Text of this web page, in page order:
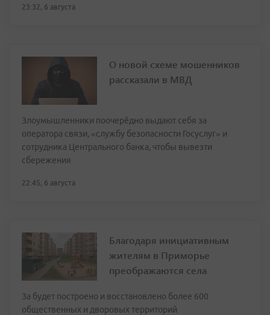
23:32, 6 августа
О новой схеме мошенников
рассказали в МВД
Злоумышленники поочерёдно выдают себя за
оператора связи, «службу безопасности Госуслуг» и
сотрудника Центрального банка, чтобы вывезти
сбережения
22:45, 6 августа
Благодаря инициативным
жителям в Приморье
преображаются села
За будет построено и восстановлено более 600
общественных и дворовых территорий